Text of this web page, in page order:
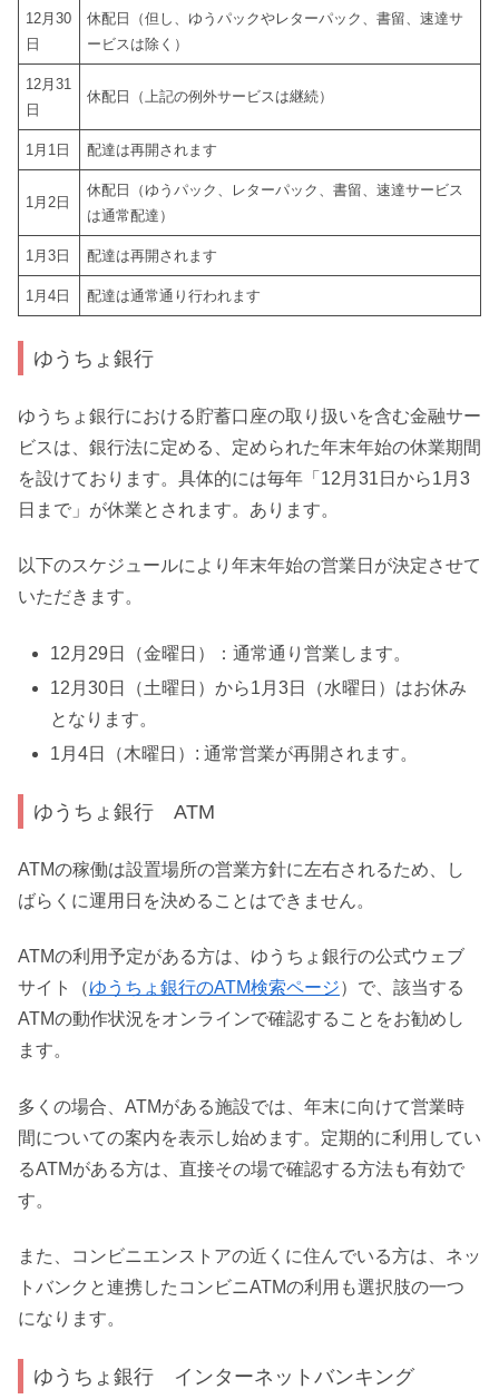
12月30
日
休配日（但し、ゆうパックやレターパック、書留、速達サ
ービスは除く）
12月31
日
休配日（上記の例外サービスは継続）
1月1日 配達は再開されます
1月2日
休配日（ゆうパック、レターパック、書留、速達サービス
は通常配達）
1月3日 配達は再開されます
1月4日 配達は通常通り行われます
ゆうちょ銀行
ゆうちょ銀行における貯蓄口座の取り扱いを含む金融サー
ビスは、銀行法に定める、定められた年末年始の休業期間
を設けております。具体的には毎年「12月31日から1月3
日まで」が休業とされます。あります。
以下のスケジュールにより年末年始の営業日が決定させて
いただきます。
12月29日（金曜日）：通常通り営業します。
12月30日（土曜日）から1月3日（水曜日）はお休み
となります。
1月4日（木曜日）: 通常営業が再開されます。
ゆうちょ銀行 ATM
ATMの稼働は設置場所の営業方針に左右されるため、し
ばらくに運用日を決めることはできません。
ATMの利用予定がある方は、ゆうちょ銀行の公式ウェブ
サイト（ゆうちょ銀行のATM検索ページ）で、該当する
ATMの動作状況をオンラインで確認することをお勧めし
ます。
多くの場合、ATMがある施設では、年末に向けて営業時
間についての案内を表示し始めます。定期的に利用してい
るATMがある方は、直接その場で確認する方法も有効で
す。
また、コンビニエンストアの近くに住んでいる方は、ネッ
トバンクと連携したコンビニATMの利用も選択肢の一つ
になります。
ゆうちょ銀行 インターネットバンキング